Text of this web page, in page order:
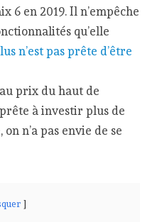
6 en 2019. Il n’empêche
qu’elle
n’est pas prête d’être
prix du haut de
à investir plus de
n’a pas envie de se